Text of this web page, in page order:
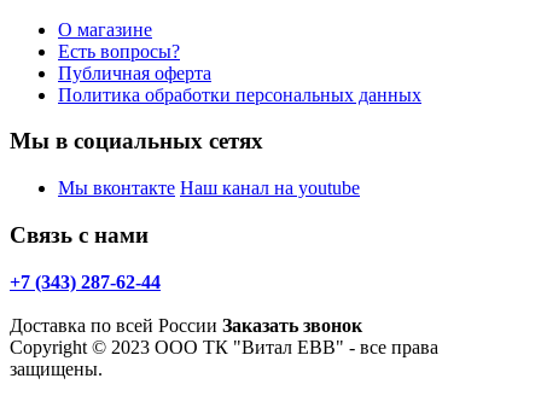
О магазине
Есть вопросы?
Публичная оферта
Политика обработки персональных данных
Мы в социальных сетях
Мы вконтакте Наш канал на youtube
Связь с нами
+7 (343) 287-62-44
Доставка по всей России Заказать звонок
Copyright © 2023 ООО ТК "Витал ЕВВ" - все права
защищены.